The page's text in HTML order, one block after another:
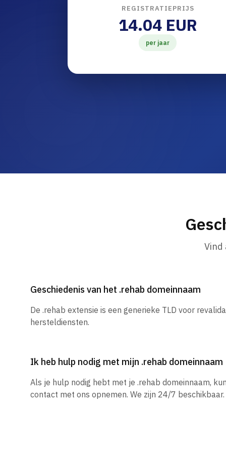
REGISTRATIEPRIJS
14.04 EUR
per jaar
Vind
Geschiedenis van het .rehab domeinnaam
De .rehab extensie is een generieke TLD voor
hersteldiensten.
Ik heb hulp nodig met mijn .rehab domeinnaam
Als je hulp nodig hebt met je .rehab domeinnaam,
contact met ons opnemen. We zijn 24/7 beschikbaar.